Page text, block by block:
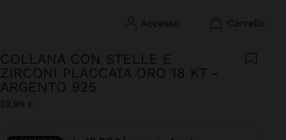
accesso carrello
COLLANA CON STELLE E
ZIRCONI PLACCATA ORO 18 KT -
ARGENTO 925
39,99 €